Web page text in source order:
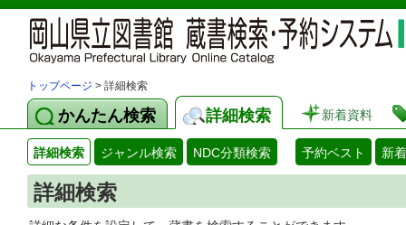
トップページ > 詳細検索
かんたん検索 詳細検索 新着資料
詳細検索 ジャンル検索 NDC分類検索 予約ベスト 新
詳細検索